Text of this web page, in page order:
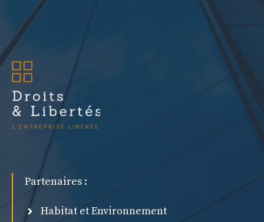
Partenaires :
Habitat et Environnement